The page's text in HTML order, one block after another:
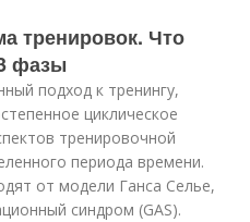
тренировок. Что
фазы
подход к тренингу,
циклическое
тренировочной
периода времени.
от модели Ганса Селье,
синдром (GAS).